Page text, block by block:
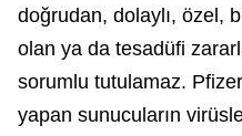
doğrudan, dolaylı, özel,
olan ya da tesadüfi
sorumlu tutulamaz.
yapan sunucuların